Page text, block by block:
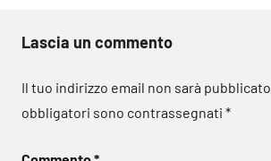
Lascia un commento
Il tuo indirizzo email non sarà pubblicato.
obbligatori sono contrassegnati *